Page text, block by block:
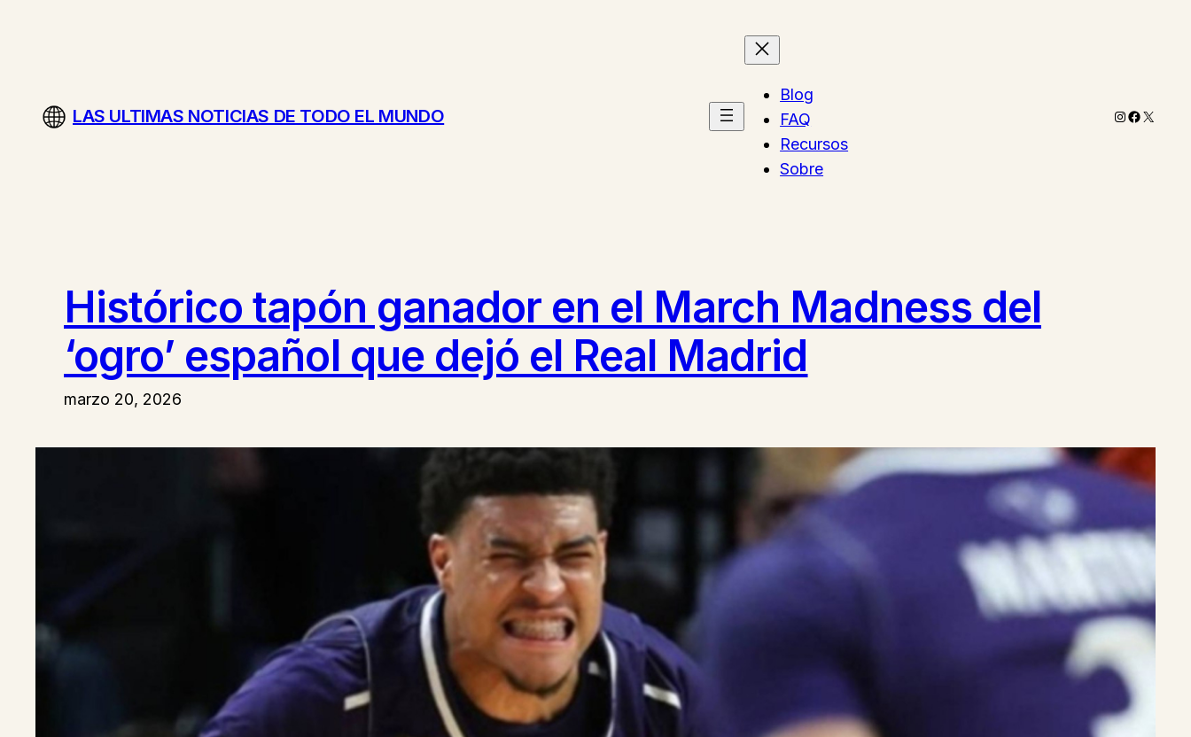
LAS ULTIMAS NOTICIAS DE TODO EL MUNDO
Blog
FAQ
Recursos
Sobre
Instagram
X
Histórico tapón ganador en el March Madness del
‘ogro’ español que dejó el Real Madrid
marzo 20, 2026